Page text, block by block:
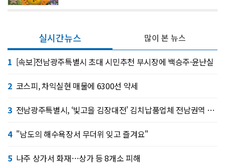
실시간뉴스
1 [속보]전남광주특별시 초대 시민추천 부시장에 백승주·윤난실
2 코스피, 차익실현 매물에 6300선 약세
3 전남광주특별시, ‘빛고을 김장대전’ 김치납품업체 전남권역 확대
4 "남도의 해수욕장서 무더위 잊고 즐겨요"
5 나주 상가서 화재…상가 등 8개소 피해
많이 본 뉴스